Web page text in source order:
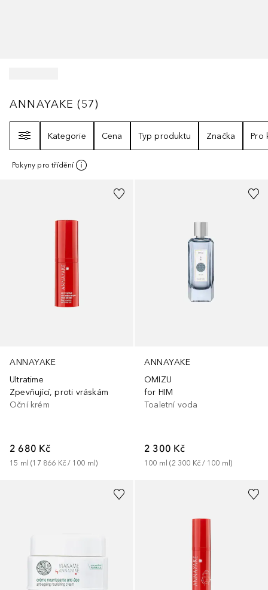
ANNAYAKE57
ANNAYAKE (57)
Kategorie
Cena Typ produktu Značka Pro
Pokyny pro třídění
ANNAYAKE
Ultratime
Zpevňující, proti vráskám
Oční krém
2 680 Kč
15 ml (17 866 Kč / 100 ml)
ANNAYAKE
OMIZU
for HIM
Toaletní voda
2 300 Kč
100 ml (2 300 Kč / 100 ml)